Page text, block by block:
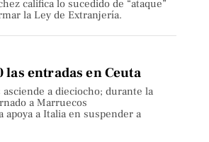
califica lo sucedido de “ataque”
la Ley de Extranjería.
entradas en Ceuta
a dieciocho; durante la
a Marruecos
apoya a Italia en suspender a